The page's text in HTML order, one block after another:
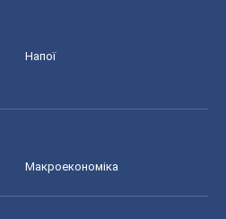
Напої
Макроекономіка